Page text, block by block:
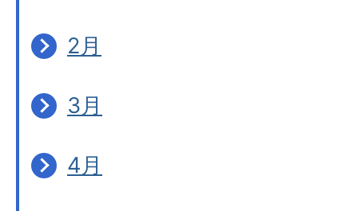
2月
3月
4月